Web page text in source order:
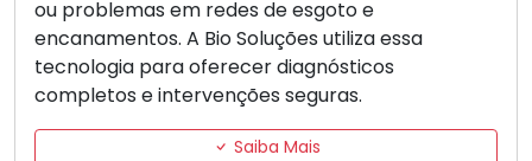
ou problemas em redes de esgoto e
encanamentos. A Bio Soluções utiliza essa
tecnologia para oferecer diagnósticos
completos e intervenções seguras.
Saiba Mais